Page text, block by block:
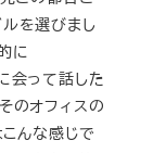
を選びまし
に
会って話した
のオフィスの
んな感じで